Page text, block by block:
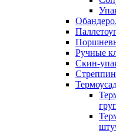
Ручные
Скин-